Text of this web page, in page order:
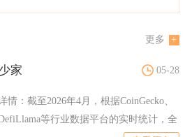
更多
家 05-28
情： 截至2026年4月，根据CoinGecko、
等行业数据平台的实时统计，全